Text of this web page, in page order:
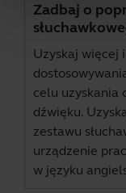
Zadbaj o
Uzyskaj więcej
celu uzyskania
dźwięku.
zestawu
urządzenie
w języku